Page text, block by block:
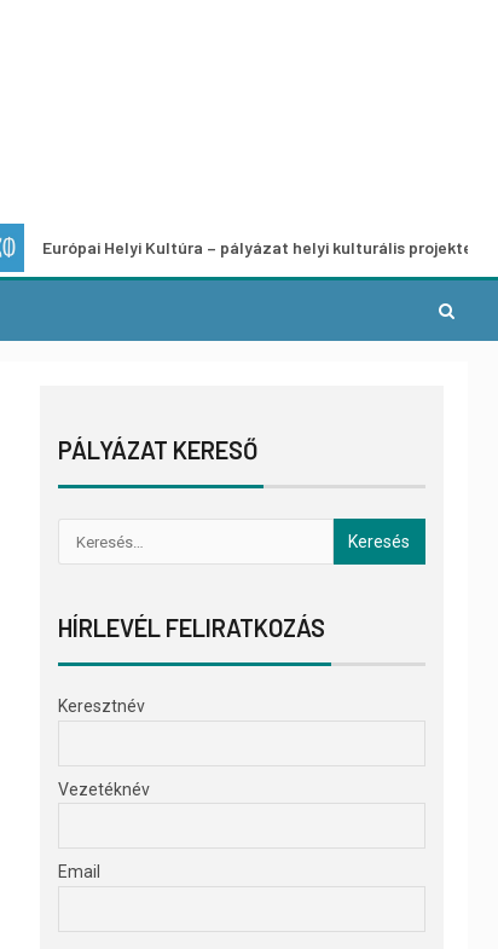
Helyi Kultúra – pályázat helyi kulturális projektek
PÁLYÁZAT KERESŐ
HÍRLEVÉL FELIRATKOZÁS
Keresztnév
Vezetéknév
Email